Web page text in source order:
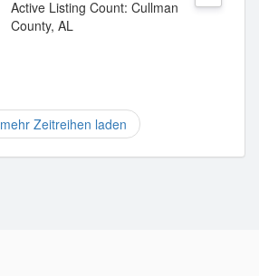
Active Listing Count: Cullman
County, AL
mehr Zeitreihen laden